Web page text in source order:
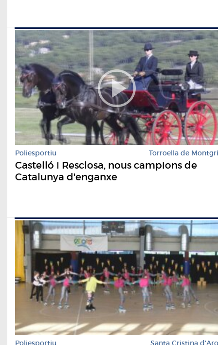
Poliesportiu Torroella de Montgrí
Castelló i Resclosa, nous campions de
Catalunya d'enganxe
Poliesportiu Santa Cristina d'Aro